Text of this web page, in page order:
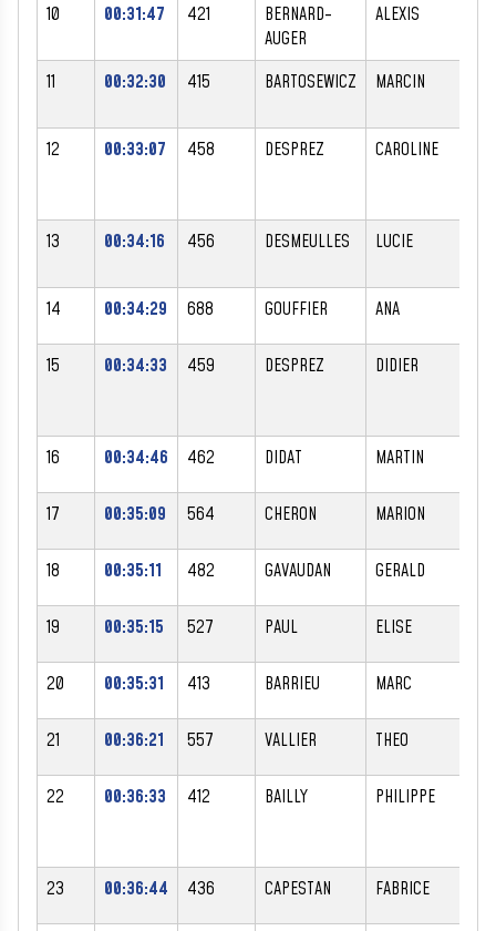
10 00:31:47 421
BERNARD-
AUGER
ALEXIS
11 00:32:30 415 BARTOSEWICZ MARCIN
12 00:33:07 458 DESPREZ CAROLINE
13 00:34:16 456 DESMEULLES LUCIE
14 00:34:29 688 GOUFFIER ANA
15 00:34:33 459 DESPREZ DIDIER
16 00:34:46 462 DIDAT MARTIN
17 00:35:09 564 CHERON MARION
18 00:35:11 482 GAVAUDAN GERALD
19 00:35:15 527 PAUL ELISE
20 00:35:31 413 BARRIEU MARC
21 00:36:21 557 VALLIER THEO
22 00:36:33 412 BAILLY PHILIPPE
23 00:36:44 436 CAPESTAN FABRICE